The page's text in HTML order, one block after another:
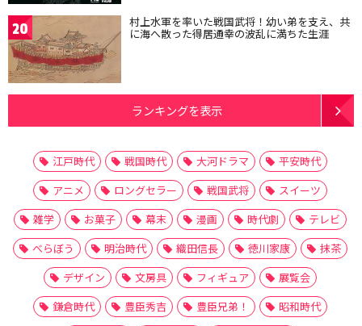
20 村上水軍を率いた戦国武将！幼い弟を支え、共
に海へ散った得居通幸の波乱に満ちた生涯
ランキングを表示
江戸時代 戦国時代 大河ドラマ
平安時代
アニメ
ロングセラー 戦国武将
スイーツ
雑学
お菓子 幕末 漫画 時代劇
テレビ
べらぼう
明治時代 織田信長 徳川家康
抹茶
デザイン
文房具 フィギュア
展覧会
鎌倉時代
豊臣秀吉 豊臣兄弟！
昭和時代